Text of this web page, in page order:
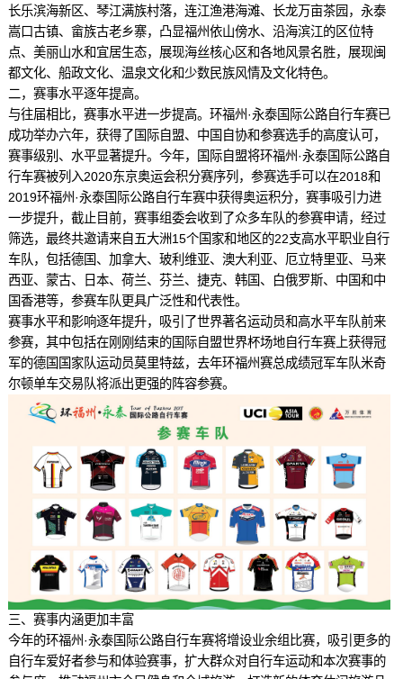
长乐滨海新区、琴江满族村落，连江渔港海滩、长龙万亩茶园，永泰
嵩口古镇、畲族古老乡寨，凸显福州依山傍水、沿海滨江的区位特
点、美丽山水和宜居生态，展现海丝核心区和各地风景名胜，展现闽
都文化、船政文化、温泉文化和少数民族风情及文化特色。
二，赛事水平逐年提高。
与往届相比，赛事水平进一步提高。环福州·永泰国际公路自行车赛已
成功举办六年，获得了国际自盟、中国自协和参赛选手的高度认可，
赛事级别、水平显著提升。今年，国际自盟将环福州·永泰国际公路自
行车赛被列入2020东京奥运会积分赛序列，参赛选手可以在2018和
2019环福州·永泰国际公路自行车赛中获得奥运积分，赛事吸引力进
一步提升，截止目前，赛事组委会收到了众多车队的参赛申请，经过
筛选，最终共邀请来自五大洲15个国家和地区的22支高水平职业自行
车队，包括德国、加拿大、玻利维亚、澳大利亚、厄立特里亚、马来
西亚、蒙古、日本、荷兰、芬兰、捷克、韩国、白俄罗斯、中国和中
国香港等，参赛车队更具广泛性和代表性。
赛事水平和影响逐年提升，吸引了世界著名运动员和高水平车队前来
参赛，其中包括在刚刚结束的国际自盟世界杯场地自行车赛上获得冠
军的德国国家队运动员莫里特兹，去年环福州赛总成绩冠军车队米奇
尔顿单车交易队将派出更强的阵容参赛。
三、赛事内涵更加丰富
今年的环福州·永泰国际公路自行车赛将增设业余组比赛，吸引更多的
自行车爱好者参与和体验赛事，扩大群众对自行车运动和本次赛事的